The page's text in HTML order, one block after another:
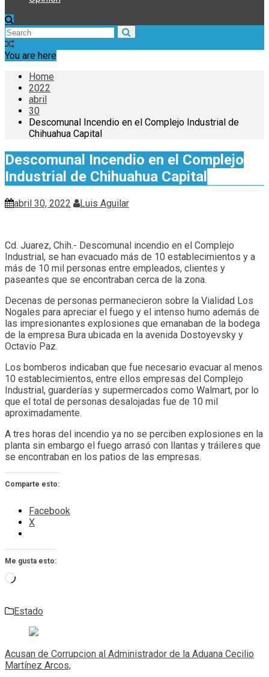
You are here
Home
2022
abril
30
Descomunal Incendio en el Complejo Industrial de
Chihuahua Capital
Descomunal Incendio en el Complejo
Industrial de Chihuahua Capital
abril 30, 2022 Luis Aguilar
Cd. Juarez, Chih.- Descomunal incendio en el Complejo
Industrial, se han evacuado más de 10 establecimientos y a
más de 10 mil personas entre empleados, clientes y
paseantes que se encontraban cerca de la zona.
Decenas de personas permanecieron sobre la Vialidad Los
Nogales para apreciar el fuego y el intenso humo además de
las impresionantes explosiones que emanaban de la bodega
de la empresa Bura ubicada en la avenida Dostoyevsky y
Octavio Paz.
Los bomberos indicaban que fue necesario evacuar al menos
10 establecimientos, entre ellos empresas del Complejo
Industrial, guarderías y supermercados como Walmart, por lo
que el total de personas desalojadas fue de 10 mil
aproximadamente.
A tres horas del incendio ya no se perciben explosiones en la
planta sin embargo el fuego arrasó con llantas y tráileres que
se encontraban en los patios de las empresas.
Comparte esto:
Facebook
X
Me gusta esto:
Cargando...
Estado
Navegación
de
entradas
Acusan de Corrupcion al Administrador de la Aduana Cecilio
Martínez Arcos,